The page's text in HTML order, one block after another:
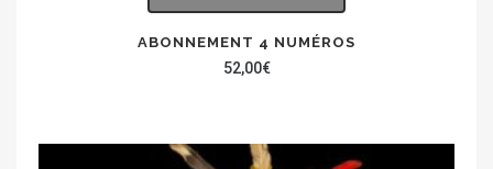
ABONNEMENT 4 NUMÉROS
52,00€